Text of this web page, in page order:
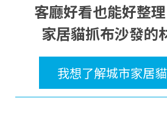
客廳好看也能好整
家居貓抓布沙發的
我想了解城市家居